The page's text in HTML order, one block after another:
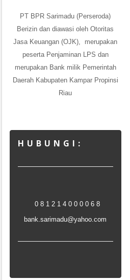
PT BPR Sarimadu (Perseroda)
Berizin dan diawasi oleh Otoritas
Jasa Keuangan (OJK), merupakan
peserta Penjaminan LPS dan
merupakan Bank milik Pemerintah
Daerah Kabupaten Kampar Propinsi
Riau
H U B U N G I :
0 8 1 2 1 4 0 0 0 0 6 8
bank.sarimadu@yahoo.com